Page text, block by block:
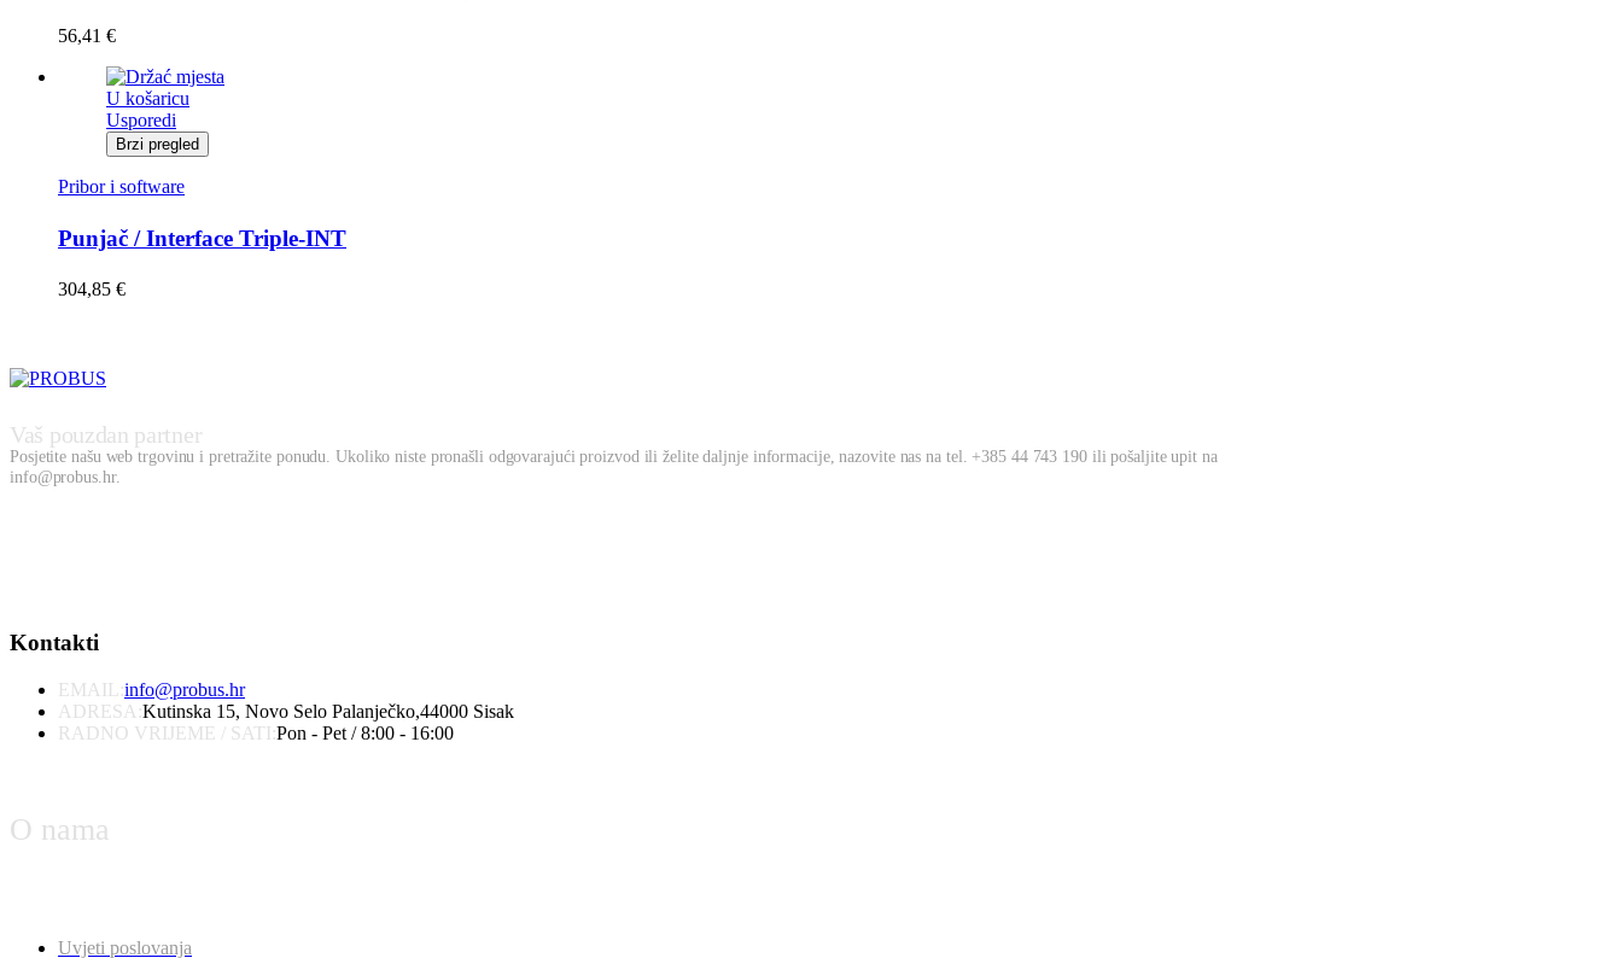
56,41 €
U košaricu
Usporedi
Brzi pregled
Pribor i software
Punjač / Interface Triple-INT
304,85 €
Vaš pouzdan partner
Posjetite našu web trgovinu i pretražite ponudu. Ukoliko niste pronašli odgovarajući proizvod ili želite daljnje informacije, nazovite nas na tel. +385 44 743 190 ili pošaljite upit na
info@probus.hr.
Kontakti
EMAIL:info@probus.hr
ADRESA:Kutinska 15, Novo Selo Palanječko,44000 Sisak
RADNO VRIJEME / SATI:Pon - Pet / 8:00 - 16:00
O nama
Uvjeti poslovanja